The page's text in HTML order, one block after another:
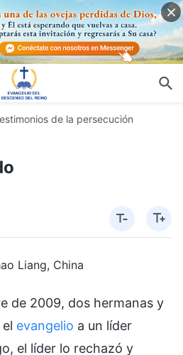
de la persecución
Liang, China
de 2009, dos hermanas y
evangelio a un líder
el líder lo rechazó y